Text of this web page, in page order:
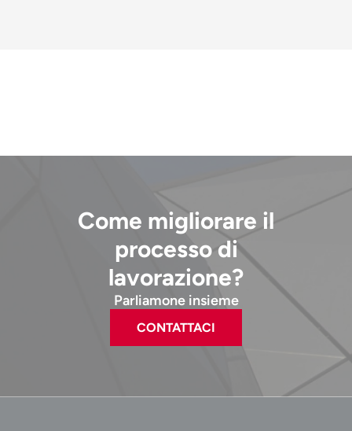
Come migliorare il
processo di
lavorazione?
Parliamone insieme
CONTATTACI